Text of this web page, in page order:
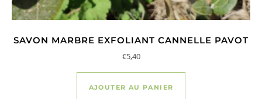
SAVON MARBRE EXFOLIANT CANNELLE PAVOT
€5,40
AJOUTER AU PANIER